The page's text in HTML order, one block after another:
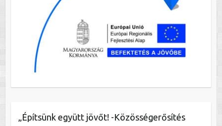
„Építsünk együtt jövőt! -Közösségerősítés